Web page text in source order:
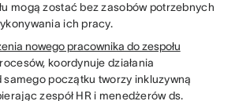
mogą zostać bez zasobów potrzebnych
ich pracy.
nowego pracownika do zespołu
koordynuje działania
samego początku tworzy inkluzywną
zespół HR i menedżerów ds.